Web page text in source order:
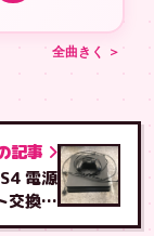
全曲きく ＞
記事
電源
交換修
理